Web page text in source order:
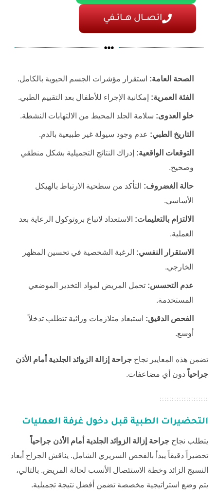
اتصـــال هـــاتــفي
الصحة العامة: استقرار مؤشرات الجسم الحيوية بالكامل.
الفئة العمرية: إمكانية الإجراء للأطفال بعد التقييم الطبي.
خلو العدوى: سلامة الجلد المحيط من الالتهابات النشطة.
التاريخ الطبي: عدم وجود سيولة غير طبيعية بالدم.
التوقعات الواقعية: إدراك النتائج التجميلية بشكل منطقي
وصحيح.
حالة الغضروف: التأكد من سطحية الارتباط بالهيكل
الأساسي.
الالتزام بالتعليمات: الاستعداد لاتباع بروتوكول الرعاية بعد
العملية.
الاستقرار النفسي: الرغبة الشخصية في تحسين المظهر
الخارجي.
عدم التحسس: تحمل المريض لمواد التخدير الموضعي
المستخدمة.
الفحص الدقيق: استبعاد متلازمات وراثية تتطلب تدخلاً
أوسع.
تضمن هذه المعايير نجاح جراحة إزالة الزوائد الجلدية أمام الأذن
جراحياً دون أي مضاعفات.
التحضيرات الطبية قبل دخول غرفة العمليات
يتطلب نجاح جراحة إزالة الزوائد الجلدية أمام الأذن جراحياً
تحضيراً دقيقاً يبدأ بالفحص السريري الشامل. يناقش الجراح أبعاد
النسيج الزائد وخطة الاستئصال الأنسب لحالة المريض. بالتالي،
يتم وضع استراتيجية مخصصة تضمن أفضل نتيجة تجميلية.